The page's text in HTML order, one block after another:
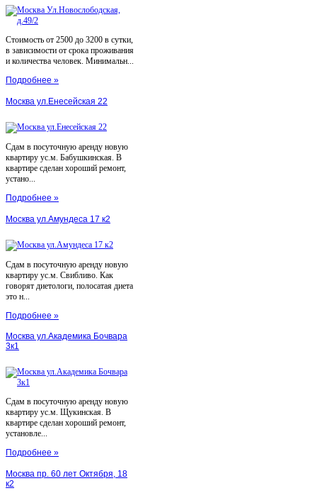
Стоимость от 2500 до 3200 в сутки,
в зависимости от срока проживания
и количества человек. Минимальн...
Подробнее »
Москва ул.Енесейская 22
Сдам в посуточную аренду новую
квартиру ус.м. Бабушкинская. В
квартире сделан хороший ремонт,
устано...
Подробнее »
Москва ул.Амундеса 17 к2
Сдам в посуточную аренду новую
квартиру ус.м. Свибливо. Как
говорят диетологи, полосатая диета
это н...
Подробнее »
Москва ул.Академика Бочвара
3к1
Сдам в посуточную аренду новую
квартиру ус.м. Щукинская. В
квартире сделан хороший ремонт,
установле...
Подробнее »
Москва пр. 60 лет Октября, 18
к2